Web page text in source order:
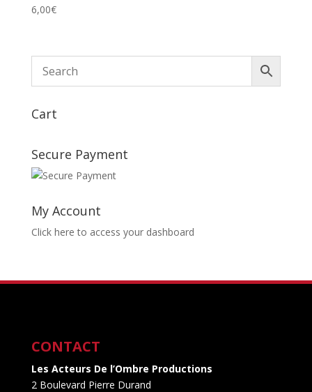
6,00€
Cart
Secure Payment
My Account
Click here to access your dashboard
CONTACT
Les Acteurs De l’Ombre Productions
2 Boulevard Pierre Durand